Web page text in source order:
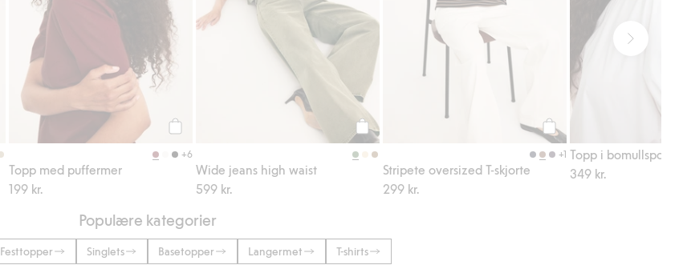
+6
Topp med puffermer
199 kr.
Legg til
Wide jeans high waist
599 kr.
Legg til
+1
Stripete oversized T-skjorte
299 kr.
Topp i bomullspoplin
349 kr.
Populære kategorier
Festtopper Singlets Basetopper Langermet T-shirts